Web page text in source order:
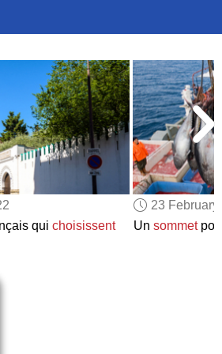
SUBSCRIBE
EDUCATIONAL LICENSES
GIFT CARDS
OTHER LANGUAGES
ABOUT US
ALEXA
ADJUST COLORS
qui choisissent
23
Unsommet